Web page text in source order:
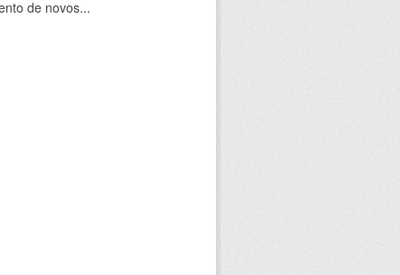
de novos...